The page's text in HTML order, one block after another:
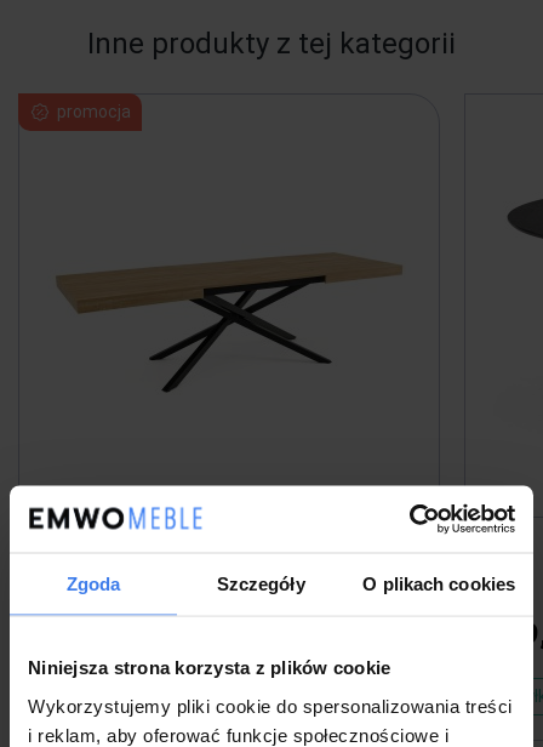
Zgoda Szczegóły O plikach cookies
Niniejsza strona korzysta z plików cookie
Wykorzystujemy pliki cookie do spersonalizowania treści
i reklam, aby oferować funkcje społecznościowe i
Inne produkty z tej kategorii
{Wysyłka w 3 dni
promocja
1